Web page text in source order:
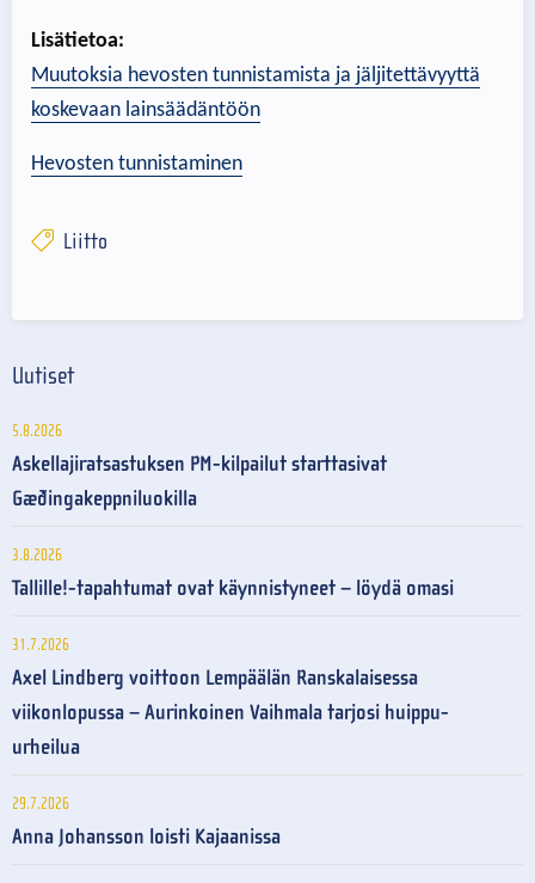
Lisätietoa:
Muutoksia hevosten tunnistamista ja jäljitettävyyttä
koskevaan lainsäädäntöön
Hevosten tunnistaminen
Liitto
Uutiset
5.8.2026
Askellajiratsastuksen PM-kilpailut starttasivat
Gæðingakeppniluokilla
3.8.2026
Tallille!-tapahtumat ovat käynnistyneet – löydä omasi
31.7.2026
Axel Lindberg voittoon Lempäälän Ranskalaisessa
viikonlopussa – Aurinkoinen Vaihmala tarjosi huippu-
urheilua
29.7.2026
Anna Johansson loisti Kajaanissa